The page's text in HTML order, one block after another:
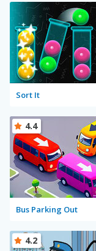
Sort It
Bus Parking Out
4.4
4.2